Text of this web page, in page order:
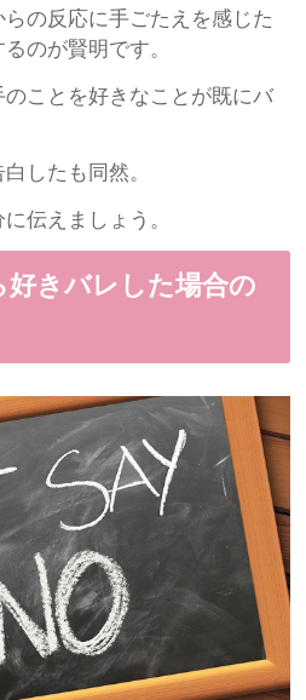
の反応に手ごたえを感じた
のが賢明です。
ことを好きなことが既にバ
したも同然。
伝えましょう。